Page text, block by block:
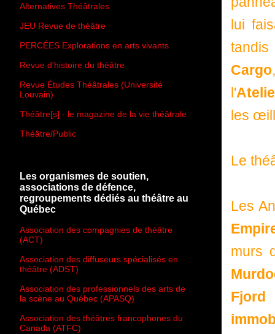
lui
Cargo
l'
les
Le
Les
murs
Fjord
Alternatives Théâtrales
JEU Revue de théâtre
PERCÉES Explorations en arts vivants
Revue d'histoire du théâtre
Revue Études Théâtrales (Université
Louvain)
Théâtre[s] - le magazine de la vie théâtrale
Théâtre/Public
Les organismes de soutien,
associations de défence,
regroupements dédiés au théâtre au
Québec
Association des compagnies de théâtre
(ACT)
Association des diffuseurs spécialisés en
théâtre (ADST)
Association des professionnels des arts de
la scène au Québec (APASQ)
Association des théâtres francophones du
Canada (ATFC)